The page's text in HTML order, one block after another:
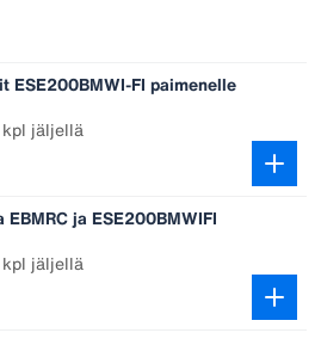
ESE200BMWI-FI paimenelle
kpl jäljellä
EBMRC ja ESE200BMWIFI
kpl jäljellä